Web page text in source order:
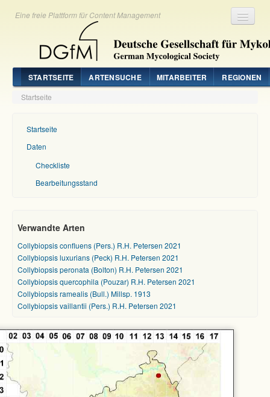
Eine freie Plattform für Content Management
STARTSEITE ARTENSUCHE MITARBEITER REGIONEN
Startseite
Startseite
Daten
Checkliste
Bearbeitungsstand
Verwandte Arten
Collybiopsis confluens (Pers.) R.H. Petersen 2021
Collybiopsis luxurians (Peck) R.H. Petersen 2021
Collybiopsis peronata (Bolton) R.H. Petersen 2021
Collybiopsis quercophila (Pouzar) R.H. Petersen 2021
Collybiopsis ramealis (Bull.) Millsp. 1913
Collybiopsis vaillantii (Pers.) R.H. Petersen 2021